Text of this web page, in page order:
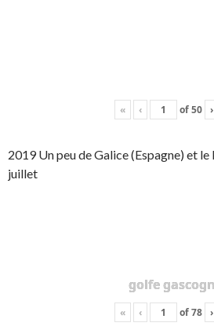
« ‹ of50 ›
2019 Un peu de Galice (Espagne) et
juillet
golfe
« ‹ of78 ›